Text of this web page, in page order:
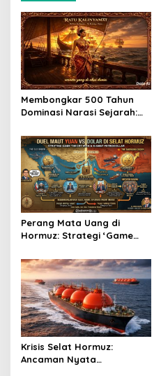
Membongkar 500 Tahun
Dominasi Narasi Sejarah:
Kalinyamat sebagai Titik
Balik
Perang Mata Uang di
Hormuz: Strategi ‘Game
Kehancuran Petrodollar
Krisis Selat Hormuz:
Ancaman Nyata